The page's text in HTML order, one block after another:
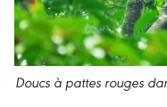
Doucs à pattes rouges